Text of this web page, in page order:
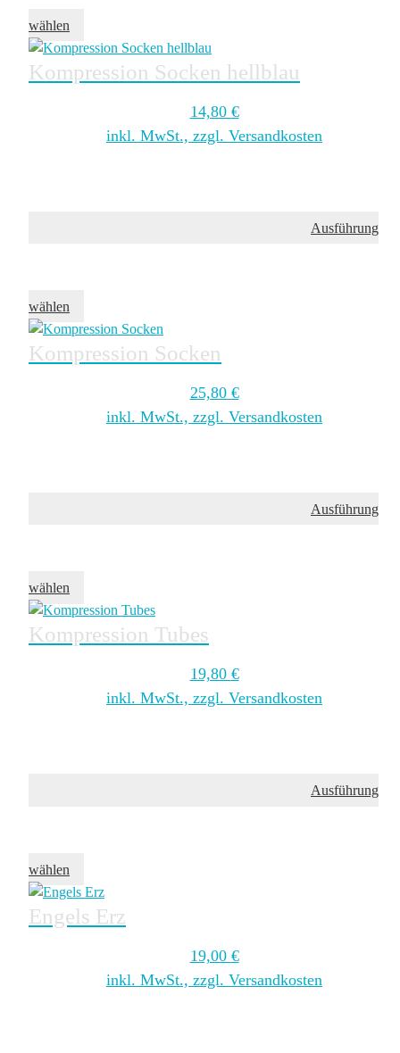
wählen
Kompression Socken hellblau
14,80 €
inkl. MwSt., zzgl. Versandkosten
Ausführung
wählen
Kompression Socken
25,80 €
inkl. MwSt., zzgl. Versandkosten
Ausführung
wählen
Kompression Tubes
19,80 €
inkl. MwSt., zzgl. Versandkosten
Ausführung
wählen
Engels Erz
19,00 €
inkl. MwSt., zzgl. Versandkosten